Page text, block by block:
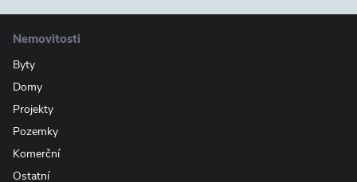
Nemovitosti
Byty
Domy
Projekty
Pozemky
Komerční
Ostatní